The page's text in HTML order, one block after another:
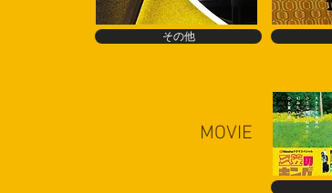
その他
MOVIE